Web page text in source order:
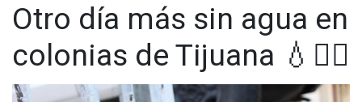
Otro día más sin agua en
colonias de Tijuana 💧🤦‍♂️